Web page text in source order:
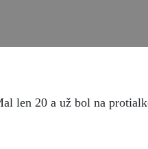
len 20 a už bol na